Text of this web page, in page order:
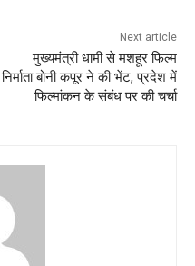
Next article
मुख्यमंत्री धामी से मशहूर फिल्म
निर्माता बोनी कपूर ने की भेंट, प्रदेश में
फिल्मांकन के संबंध पर की चर्चा